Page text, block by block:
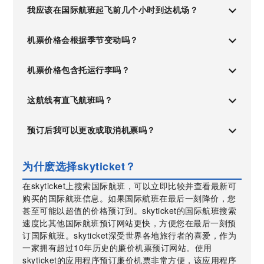
我应该在国际航班起飞前几个小时到达机场？
机票价格会根据季节变动吗？
机票价格包含托运行李吗？
这航线有直飞航班吗？
预订后我可以更改或取消机票吗？
为什麽选择skyticket？
在skyticket上搜索国际航班，可以立即比较并查看最新可
购买的国际航班信息。如果国际航班在最后一刻降价，您
甚至可能以超值的价格预订到。skyticket的国际航班搜索
速度比其他国际航班预订网站更快，方便您在最后一刻预
订国际航班。skyticket深受世界各地旅行者的喜爱，作为
一家拥有超过10年历史的廉价机票预订网站。使用
skyticket的应用程序预订廉价机票非常方便，该应用程序